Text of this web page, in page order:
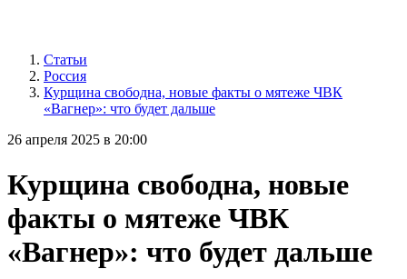
Статьи
Россия
Курщина свободна, новые факты о мятеже ЧВК
«Вагнер»: что будет дальше
26 апреля 2025 в 20:00
Курщина свободна, новые
факты о мятеже ЧВК
«Вагнер»: что будет дальше